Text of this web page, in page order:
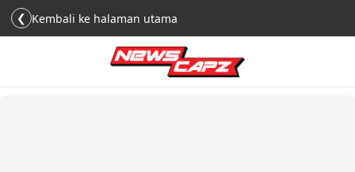
❮ Kembali ke halaman utama